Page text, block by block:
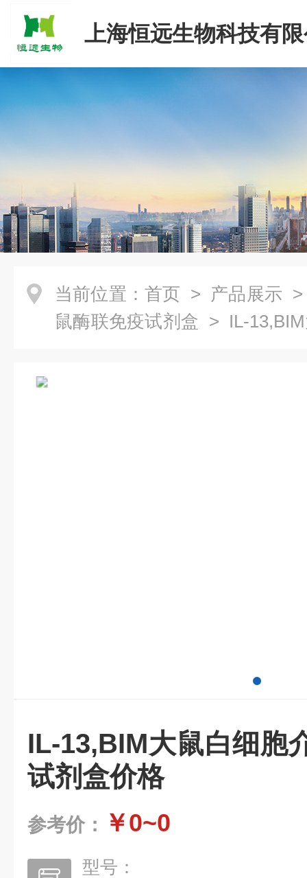
上海恒远生物科技有
当前位置： 首页 > 产品展示
鼠酶联免疫试剂盒 > IL-
IL-13,BIM大鼠白细胞
试剂盒价格
参考价： ￥0~0
型号：